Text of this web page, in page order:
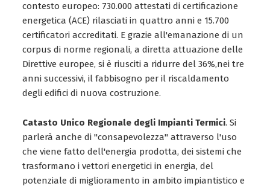
contesto europeo: 730.000 attestati di certificazione
energetica (ACE) rilasciati in quattro anni e 15.700
certificatori accreditati. E grazie all'emanazione di un
corpus di norme regionali, a diretta attuazione delle
Direttive europee, si è riusciti a ridurre del 36%,nei tre
anni successivi, il fabbisogno per il riscaldamento
degli edifici di nuova costruzione.
Catasto Unico Regionale degli Impianti Termici. Si
parlerà anche di "consapevolezza" attraverso l'uso
che viene fatto dell'energia prodotta, dei sistemi che
trasformano i vettori energetici in energia, del
potenziale di miglioramento in ambito impiantistico e